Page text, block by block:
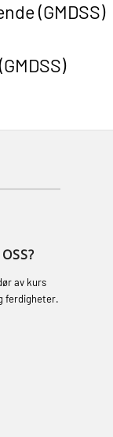
(GMDSS)
inkl.
av kurs
ferdigheter.